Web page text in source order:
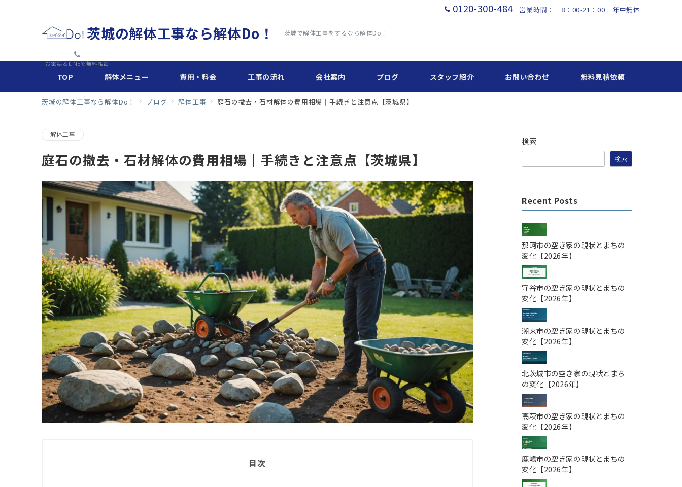
0120-300-484 営業時間： 8：00-21：00 年中無休
茨城の解体工事なら解体Do！ 茨城で解体工事をするなら解体Do！
お電話＆LINEで無料相談
TOP 解体メニュー 費用・料金 工事の流れ 会社案内 ブログ スタッフ紹介 お問い合わせ 無料見積依頼
茨城の解体工事なら解体Do！ ブログ 解体工事 庭石の撤去・石材解体の費用相場｜手続きと注意点【茨城県】
解体工事
庭石の撤去・石材解体の費用相場｜手続きと注意点【茨城県】
目次
検索
検索
Recent Posts
那珂市の空き家の現状とまちの
変化【2026年】
守谷市の空き家の現状とまちの
変化【2026年】
潮来市の空き家の現状とまちの
変化【2026年】
北茨城市の空き家の現状とまち
の変化【2026年】
高萩市の空き家の現状とまちの
変化【2026年】
鹿嶋市の空き家の現状とまちの
変化【2026年】